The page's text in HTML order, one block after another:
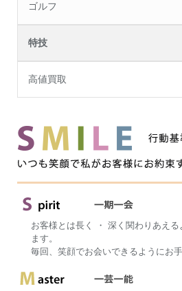
ゴルフ
特技
高値買取
お客様とは長く ・ 深く関わりあえ
ます。
毎回、笑顔でお会いできるようにお